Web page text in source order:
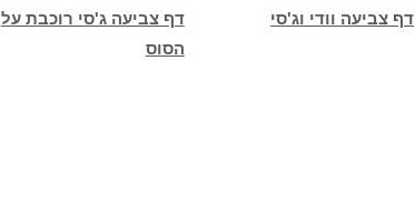
דף צביעה ג'סי רוכבת על
הסוס
דף צביעה וודי וג'סי